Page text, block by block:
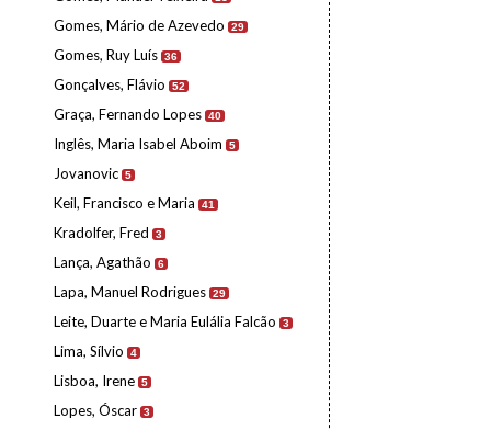
Gomes, Mário de Azevedo 29
Gomes, Ruy Luís 36
Gonçalves, Flávio 52
Graça, Fernando Lopes 40
Inglês, Maria Isabel Aboim 5
Jovanovic 5
Keil, Francisco e Maria 41
Kradolfer, Fred 3
Lança, Agathão 6
Lapa, Manuel Rodrigues 29
Leite, Duarte e Maria Eulália Falcão 3
Lima, Sílvio 4
Lisboa, Irene 5
Lopes, Óscar 3